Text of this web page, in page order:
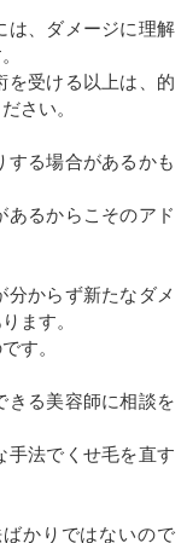
は、ダメージに理解
を受ける以上は、的
さい。
する場合があるかも
あるからこそのアド
からず新たなダメ
ます。
す。
きる美容師に相談を
手法でくせ毛を直す
かりではないので